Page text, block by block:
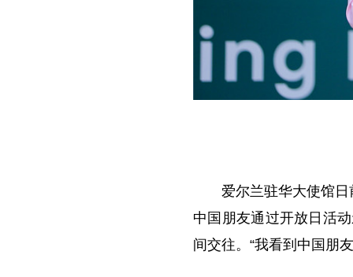
爱尔兰驻华大使馆
中国朋友通过开放日活
间交往。“我看到中国朋